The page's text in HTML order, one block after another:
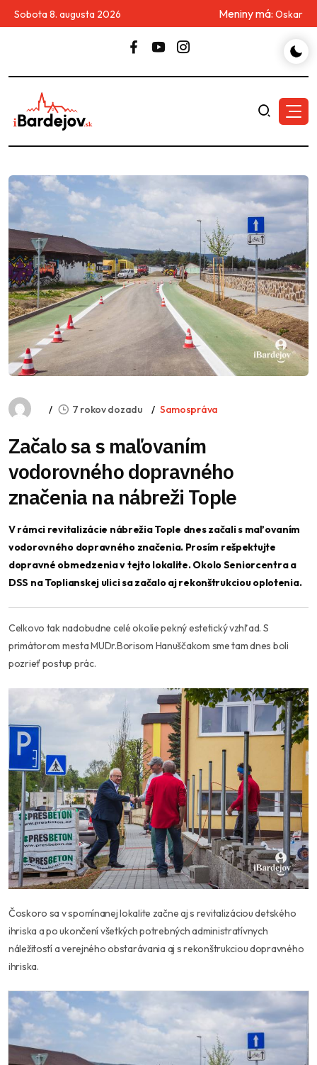
Sobota 8. augusta 2026 Meniny má: Oskar
7 rokov dozadu Samospráva
Začalo sa s maľovaním
vodorovného dopravného
značenia na nábreži Tople
V rámci revitalizácie nábrežia Tople dnes začali s maľovaním
vodorovného dopravného značenia. Prosím rešpektujte
dopravné obmedzenia v tejto lokalite. Okolo Seniorcentra a
DSS na Toplianskej ulici sa začalo aj rekonštrukciou oplotenia.
Celkovo tak nadobudne celé okolie pekný estetický vzhľad. S
primátorom mesta MUDr.Borisom Hanuščakom sme tam dnes boli
pozrieť postup prác.
Čoskoro sa v spomínanej lokalite začne aj s revitalizáciou detského
ihriska a po ukončení všetkých potrebných administratívnych
náležitostí a verejného obstarávania aj s rekonštrukciou dopravného
ihriska.